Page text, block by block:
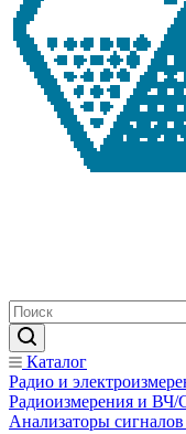
Каталог
Радио и
Радиоизмерения и ВЧ/
Анализаторы сигналов